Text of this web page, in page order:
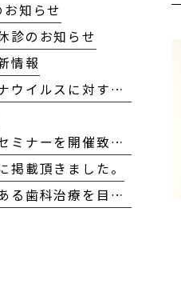
お知らせ
診のお知らせ
情報
新型コロナウイルスに対する当院の対応方針について
歯の健康セミナーを開催致しました！
掲載頂きました。
確実性のある歯科治療を目指して